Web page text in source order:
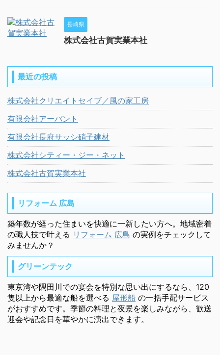
長崎県
株式会社古賀実業本社
最近の投稿
株式会社クリエイトセイブ／風の家工房
有限会社アーバント
有限会社長府サッシ硝子建材
株式会社シティー・ジー・ネット
株式会社古賀実業本社
リフォーム 広島
築年数が経った住まいを快適に一新したい方へ。地域密着
の職人技で叶える リフォーム 広島 の実例をチェックして
みませんか？
グリーンテック
東京湾や隅田川での宴会を特別な思い出にするなら、120
隻以上から最適な船を選べる 屋形船 の一括手配サービス
がおすすめです。季節の料理と夜景を楽しみながら、歓送
迎会や記念日を華やかに演出できます。